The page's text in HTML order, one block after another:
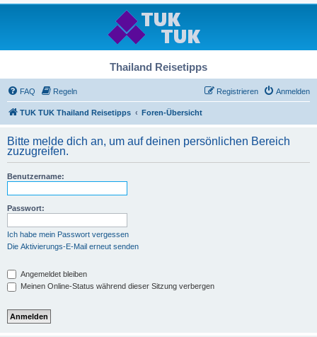
Thailand Reisetipps
FAQ Regeln Anmelden
Registrieren
TUK TUK Thailand Reisetipps Foren-Übersicht
Bitte melde dich an, um auf deinen persönlichen Bereich
zuzugreifen.
Benutzername:
Passwort:
Ich habe mein Passwort vergessen
Die Aktivierungs-E-Mail erneut senden
Angemeldet bleiben
Meinen Online-Status während dieser Sitzung verbergen